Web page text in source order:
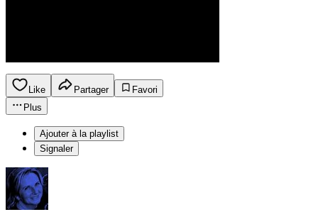
Like Partager
Favori
Plus
Ajouter à la playlist
Signaler